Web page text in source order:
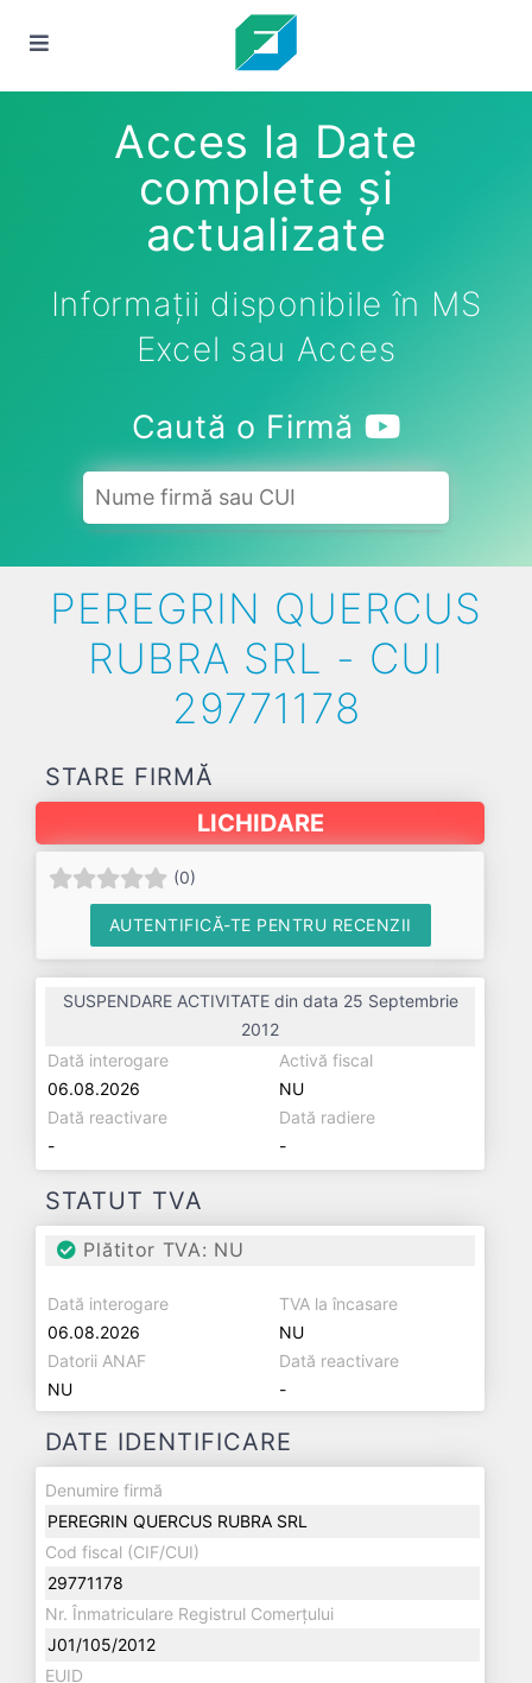
Acces la Date
complete și
actualizate
Informații disponibile în MS
Excel sau Acces
Caută o Firmă
PEREGRIN QUERCUS
RUBRA SRL - CUI
29771178
STARE FIRMĂ
LICHIDARE
(0)
AUTENTIFICĂ-TE PENTRU RECENZII
SUSPENDARE ACTIVITATE din data 25 Septembrie
2012
Dată interogare
06.08.2026
Activă fiscal
NU
Dată reactivare
-
Dată radiere
-
STATUT TVA
Plătitor TVA: NU
Dată interogare
06.08.2026
TVA la încasare
NU
Datorii ANAF
NU
Dată reactivare
-
DATE IDENTIFICARE
Denumire firmă
PEREGRIN QUERCUS RUBRA SRL
Cod fiscal (CIF/CUI)
29771178
Nr. Înmatriculare Registrul Comerțului
J01/105/2012
EUID